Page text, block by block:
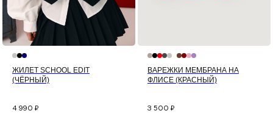
ЖИЛЕТ SCHOOL EDIT
(ЧЁРНЫЙ)
4 990 ₽
ВАРЕЖКИ МЕМБРАНА НА
ФЛИСЕ (КРАСНЫЙ)
3 500 ₽